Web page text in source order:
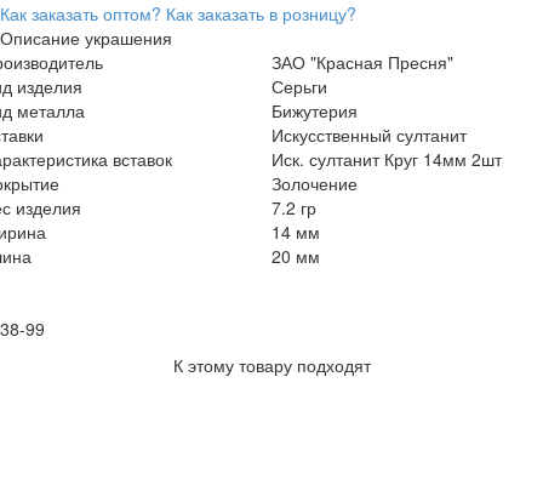
Как заказать оптом? Как заказать в розницу?
Описание украшения
ЗАО "Красная Пресня"
изделия
Серьги
металла
Бижутерия
Искусственный султанит
вставок
Иск. султанит Круг 14мм 2шт
Золочение
изделия
7.2 гр
14 мм
20 мм
38-99
К этому товару подходят